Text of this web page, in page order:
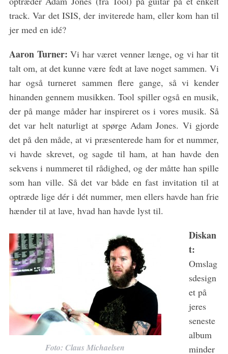
track. Var det ISIS, der inviterede ham, eller kom han til
jer med en idé?
Aaron Turner:Vi har været venner længe, og vi har tit
talt om, at det kunne være fedt at lave noget sammen. Vi
har også turneret sammen flere gange, så vi kender
hinanden gennem musikken. Tool spiller også en musik,
der på mange måder har inspireret os i vores musik. Så
det var helt naturligt at spørge Adam Jones. Vi gjorde
det på den måde, at vi præsenterede ham for et nummer,
vi havde skrevet, og sagde til ham, at han havde den
sekvens i nummeret til rådighed, og der måtte han spille
som han ville. Så det var både en fast invitation til at
optræde lige dér i dét nummer, men ellers havde han frie
hænder til at lave, hvad han havde lyst til.
Foto: Claus Michaelsen
Diskan
t:
Omslag
sdesign
et på
jeres
seneste
album
minder
S
e
r
c
h
f